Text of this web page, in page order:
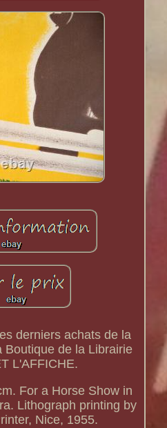
derniers achats de la
Boutique de la Librairie
L'AFFICHE.
For a Horse Show in
Lithograph printing by
Nice, 1955.